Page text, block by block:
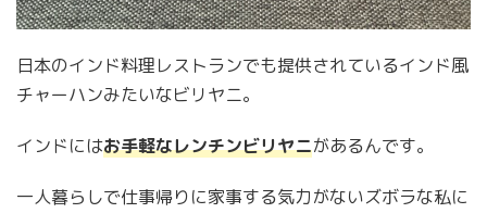
日本のインド料理レストランでも提供されているインド風
チャーハンみたいなビリヤニ。
インドにはお手軽なレンチンビリヤニがあるんです。
一人暮らしで仕事帰りに家事する気力がないズボラな私に